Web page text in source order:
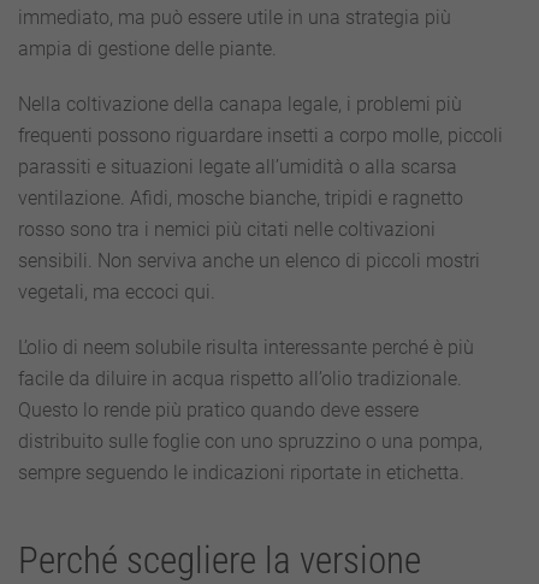
immediato, ma può essere utile in una strategia più
ampia di gestione delle piante.
Nella coltivazione della canapa legale, i problemi più
frequenti possono riguardare insetti a corpo molle, piccoli
parassiti e situazioni legate all’umidità o alla scarsa
ventilazione. Afidi, mosche bianche, tripidi e ragnetto
rosso sono tra i nemici più citati nelle coltivazioni
sensibili. Non serviva anche un elenco di piccoli mostri
vegetali, ma eccoci qui.
L’olio di neem solubile risulta interessante perché è più
facile da diluire in acqua rispetto all’olio tradizionale.
Questo lo rende più pratico quando deve essere
distribuito sulle foglie con uno spruzzino o una pompa,
sempre seguendo le indicazioni riportate in etichetta.
Perché scegliere la versione